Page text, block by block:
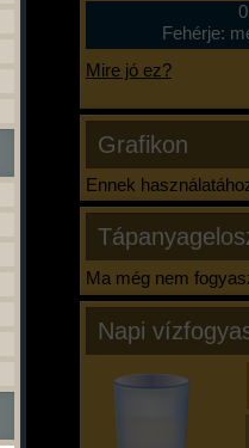
0
Fehérje:
Mire jó ez?
Grafikon
Ennek
Ma még nem
Napi